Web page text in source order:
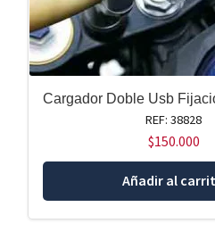
Cargador Doble Usb
REF: 38828
$150.000
Añadir al